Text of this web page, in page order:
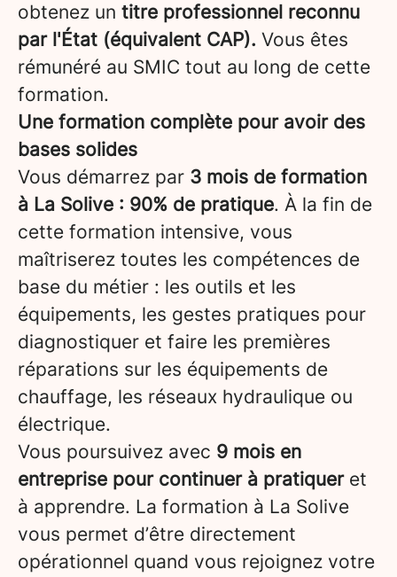
obtenez un titre professionnel reconnu
par l'État (équivalent CAP). Vous êtes
rémunéré au SMIC tout au long de cette
formation.
Une formation complète pour avoir des
bases solides
Vous démarrez par 3 mois de formation
à La Solive : 90% de pratique. À la fin de
cette formation intensive, vous
maîtriserez toutes les compétences de
base du métier : les outils et les
équipements, les gestes pratiques pour
diagnostiquer et faire les premières
réparations sur les équipements de
chauffage, les réseaux hydraulique ou
électrique.
Vous poursuivez avec 9 mois en
entreprise pour continuer à pratiqueret
à apprendre. La formation à La Solive
vous permet d’être directement
opérationnel quand vous rejoignez votre